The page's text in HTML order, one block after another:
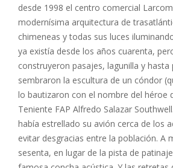
desde 1998 el centro comercial
modernísima arquitectura de
chimeneas y todas sus luces
ya existía desde los años cuarenta,
construyeron pasajes, lagunilla y hasta
sembraron la escultura de un cóndor
lo bautizaron con el nombre del héroe
Teniente FAP Alfredo Salazar
había estrellado su avión cerca de los
evitar desgracias entre la población. A
sesenta, en lugar de la pista de